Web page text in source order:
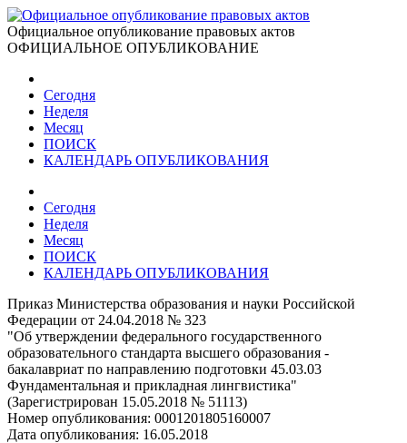
Официальное опубликование правовых актов
ОФИЦИАЛЬНОЕ ОПУБЛИКОВАНИЕ
Сегодня
Неделя
Месяц
ПОИСК
КАЛЕНДАРЬ ОПУБЛИКОВАНИЯ
Сегодня
Неделя
Месяц
ПОИСК
КАЛЕНДАРЬ ОПУБЛИКОВАНИЯ
Приказ Министерства образования и науки Российской
Федерации от 24.04.2018 № 323
"Об утверждении федерального государственного
образовательного стандарта высшего образования -
бакалавриат по направлению подготовки 45.03.03
Фундаментальная и прикладная лингвистика"
(Зарегистрирован 15.05.2018 № 51113)
Номер опубликования: 0001201805160007
Дата опубликования: 16.05.2018